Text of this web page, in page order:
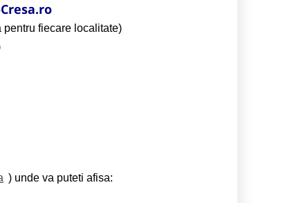
fiecare localitate)
) unde va puteti afisa: